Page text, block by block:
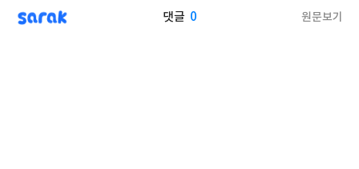
sarak 댓글 0 원문보기